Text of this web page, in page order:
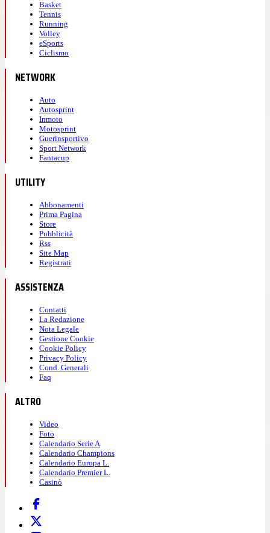
Basket
Tennis
Running
Volley
eSports
Ciclismo
NETWORK
Auto
Autosprint
Inmoto
Motosprint
Guerinsportivo
Sport Network
Fantacup
UTILITY
Abbonamenti
Prima Pagina
Store
Pubblicità
Rss
Site Map
Registrati
ASSISTENZA
Contatti
La Redazione
Nota Legale
Gestione Cookie
Cookie Policy
Privacy Policy
Cond. Generali
Faq
ALTRO
Video
Foto
Calendario Serie A
Calendario Champions
Calendario Europa L.
Calendario Premier L.
Casinò